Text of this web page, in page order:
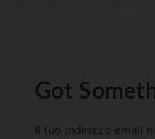
Got
Il tuo indirizzo email